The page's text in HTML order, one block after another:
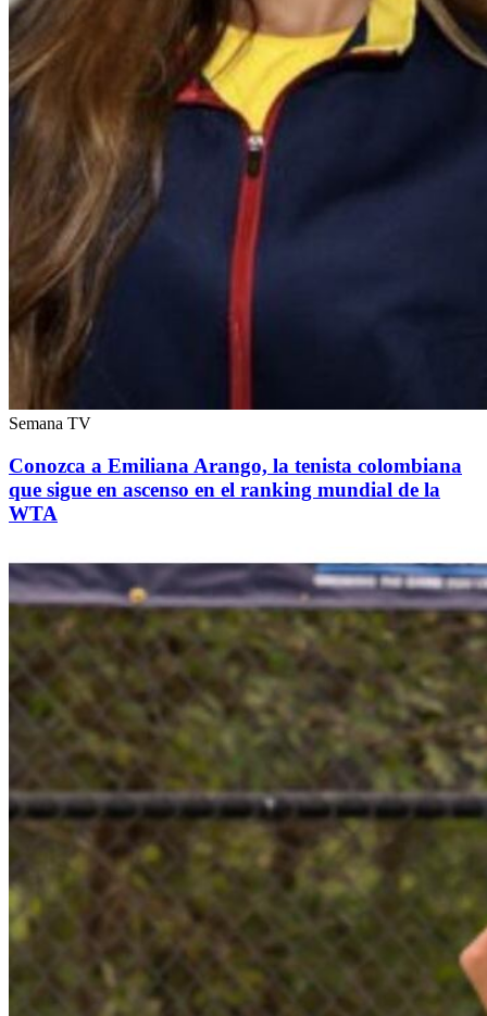
Semana TV
Conozca a Emiliana Arango, la tenista colombiana
que sigue en ascenso en el ranking mundial de la
WTA